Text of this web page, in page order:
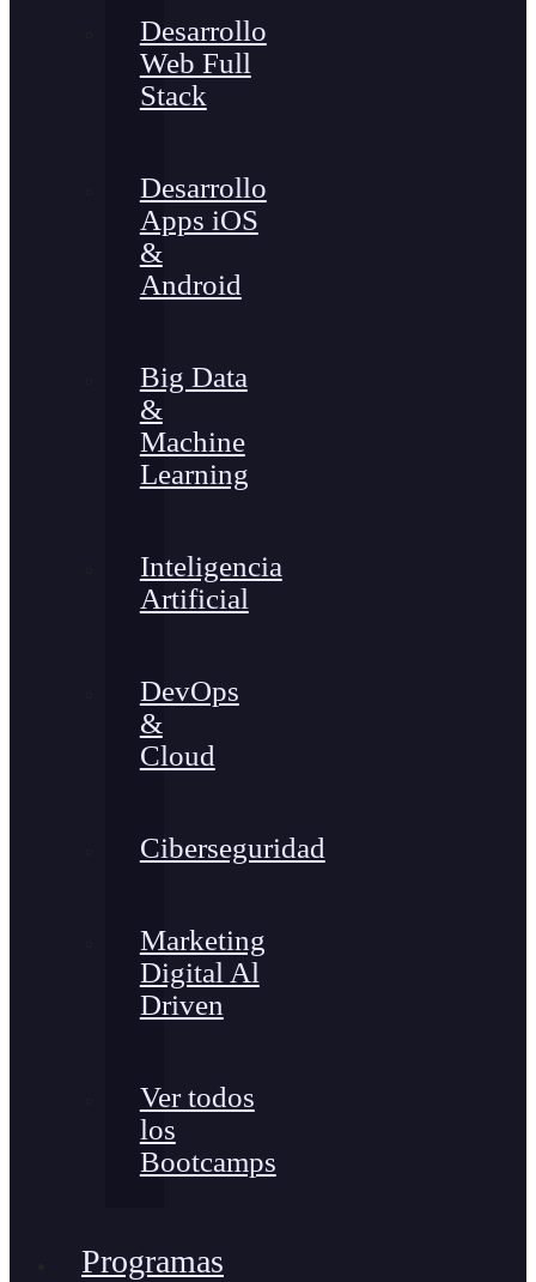
Desarrollo
Web Full
Stack
Desarrollo
Apps iOS
&
Android
Big Data
&
Machine
Learning
Inteligencia
Artificial
DevOps
&
Cloud
Ciberseguridad
Marketing
Digital Al
Driven
Ver todos
los
Bootcamps
Programas